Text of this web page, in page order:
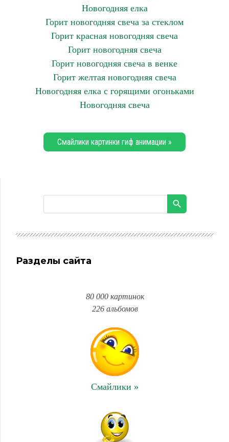
Новогодняя елка
Горит новогодняя свеча за стеклом
Горит красная новогодняя свеча
Горит новогодняя свеча
Горит новогодняя свеча в венке
Горит желтая новогодняя свеча
Новогодняя елка с горящими огоньками
Новогодняя свеча
Смайлики картинки гиф анимации »
Разделы сайта
80 000 картинок
226 альбомов
Смайлики »